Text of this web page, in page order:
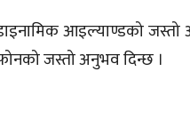
आइल्याण्डको
जस्तो अनुभव दिन्छ ।